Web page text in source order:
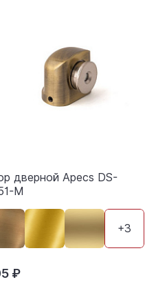
дверной Apecs DS-
M
+3
₽